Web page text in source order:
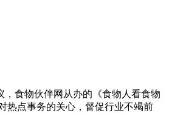
食物伙伴网从办的《食物人看食物
热点事务的关心，督促行业不竭前